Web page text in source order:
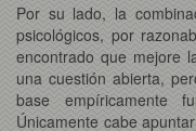
Por su lado, la
psicológicos, por
encontrado que mejore
una cuestión abierta,
base empíricamente
Únicamente cabe